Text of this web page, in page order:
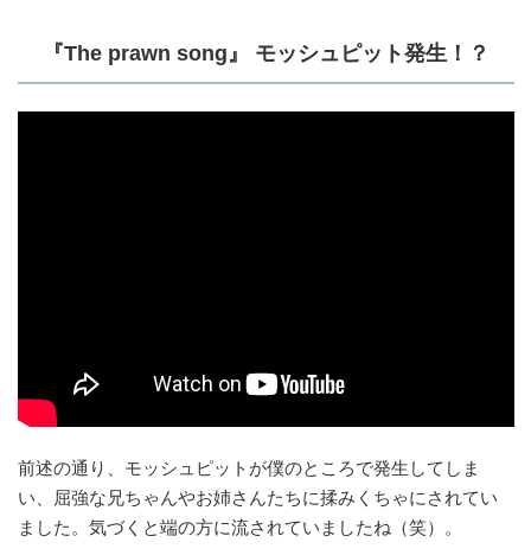
『The prawn song』 モッシュピット発生！？
前述の通り、モッシュピットが僕のところで発生してしま
い、屈強な兄ちゃんやお姉さんたちに揉みくちゃにされてい
ました。気づくと端の方に流されていましたね（笑）。